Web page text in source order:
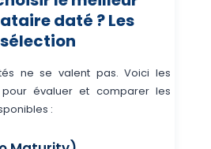
daté ? Les
ne se valent pas. Voici les
évaluer et comparer les
: